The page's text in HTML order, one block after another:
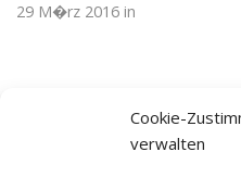
Cookie-
verwalten
29 M�rz 2016 in